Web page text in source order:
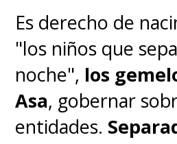
Es derecho de
"los niños que
noche", los
Asa, gobernar
entidades.